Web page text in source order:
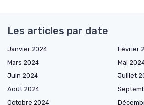
Les articles par date
Janvier 2024
Février
Mars 2024
Mai
Juin 2024
Juillet
Août 2024
Octobre 2024